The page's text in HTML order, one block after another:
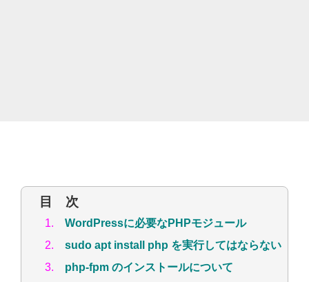
目 次
1. WordPressに必要なPHPモジュール
2. sudo apt install php を実行してはならない
3. php-fpm のインストールについて